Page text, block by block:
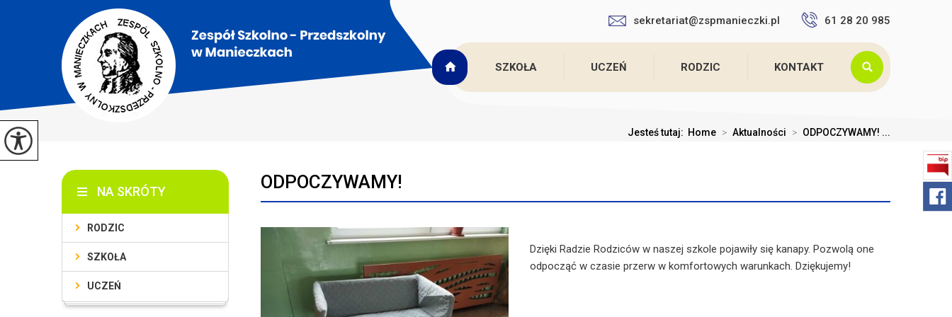
sekretariat@zspmanieczki.pl 61 28 20 985
SZKOŁA UCZEŃ RODZIC KONTAKT
Jesteś tutaj: Home > Aktualności > ODPOCZYWAMY! ...
ODPOCZYWAMY!
Dzięki Radzie Rodziców w naszej szkole pojawiły się kanapy. Pozwolą one
odpocząć w czasie przerw w komfortowych warunkach. Dziękujemy!
NA SKRÓTY
RODZIC
SZKOŁA
UCZEŃ